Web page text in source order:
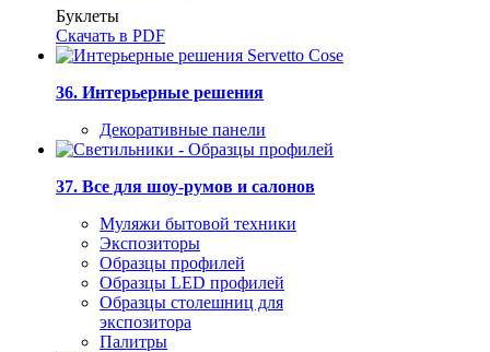
Буклеты
Скачать в PDF
36. Интерьерные решения
Декоративные панели
37. Все для шоу-румов и салонов
Муляжи бытовой техники
Экспозиторы
Образцы профилей
Образцы LED профилей
Образцы столешниц для
экспозитора
Палитры